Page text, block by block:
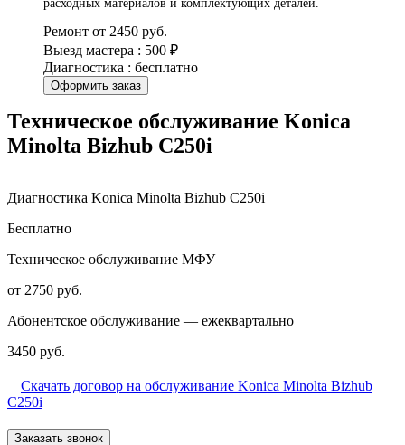
расходных материалов и комплектующих деталей.
Ремонт от 2450 руб.
Выезд мастера : 500 ₽
Диагностика : бесплатно
Оформить заказ
Техническое обслуживание Konica
Minolta Bizhub C250i
Диагностика Konica Minolta Bizhub C250i
Бесплатно
Техническое обслуживание МФУ
от 2750 руб.
Абонентское обслуживание — ежеквартально
3450 руб.
Скачать договор на обслуживание Konica Minolta Bizhub
C250i
Заказать звонок